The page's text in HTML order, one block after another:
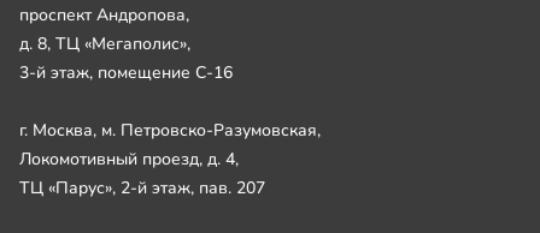
проспект Андропова,
д. 8, ТЦ «Мегаполис»,
3-й этаж, помещение С-16
г. Москва, м. Петровско-Разумовская,
Локомотивный проезд, д. 4,
ТЦ «Парус», 2-й этаж, пав. 207